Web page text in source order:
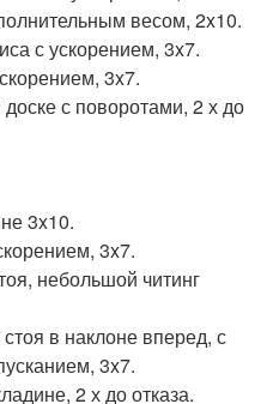
весом, 2x10.
с ускорением, 3x7.
3x7.
с поворотами, 2 х до
3x10.
3x7.
небольшой читинг
в наклоне вперед, с
3x7.
2 х до отказа.